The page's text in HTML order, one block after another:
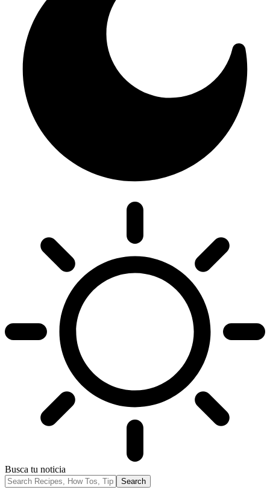
Busca tu noticia